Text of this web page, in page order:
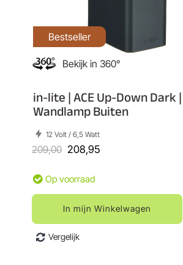
Bekijk in 360°
Bestseller
in-lite | ACE Up-Down Dark |
Wandlamp Buiten
12 Volt / 6,5 Watt
209,00 208,95
Op voorraad
In mijn Winkelwagen
Vergelijk